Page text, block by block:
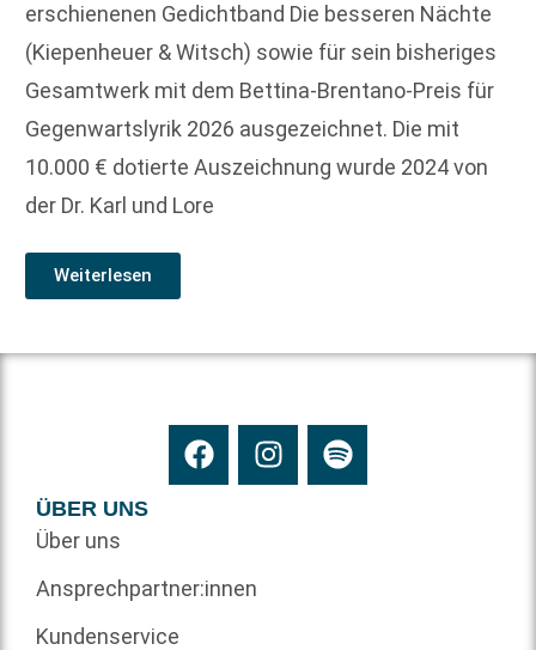
erschienenen Gedichtband Die besseren Nächte
(Kiepenheuer & Witsch) sowie für sein bisheriges
Gesamtwerk mit dem Bettina-Brentano-Preis für
Gegenwartslyrik 2026 ausgezeichnet. Die mit
10.000 € dotierte Auszeichnung wurde 2024 von
der Dr. Karl und Lore
Weiterlesen
ÜBER UNS
Über uns
Ansprechpartner:innen
Kundenservice